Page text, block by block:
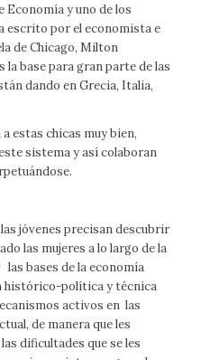
Economía y uno de los
escrito por el economista e
de Chicago, Milton
la base para gran parte de las
dando en Grecia, Italia,
estas chicas muy bien,
sistema y así colaboran
jóvenes precisan descubrir
las mujeres a lo largo de la
bases de la economía
histórico-política y técnica
activos en las
de manera que les
dificultades que se les